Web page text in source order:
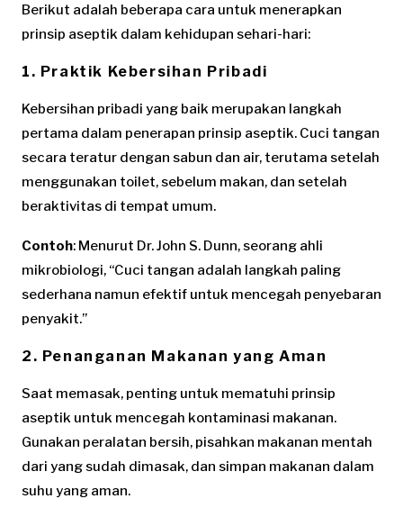
Berikut adalah beberapa cara untuk menerapkan
prinsip aseptik dalam kehidupan sehari-hari:
1. Praktik Kebersihan Pribadi
Kebersihan pribadi yang baik merupakan langkah
pertama dalam penerapan prinsip aseptik. Cuci tangan
secara teratur dengan sabun dan air, terutama setelah
menggunakan toilet, sebelum makan, dan setelah
beraktivitas di tempat umum.
Contoh: Menurut Dr. John S. Dunn, seorang ahli
mikrobiologi, “Cuci tangan adalah langkah paling
sederhana namun efektif untuk mencegah penyebaran
penyakit.”
2. Penanganan Makanan yang Aman
Saat memasak, penting untuk mematuhi prinsip
aseptik untuk mencegah kontaminasi makanan.
Gunakan peralatan bersih, pisahkan makanan mentah
dari yang sudah dimasak, dan simpan makanan dalam
suhu yang aman.